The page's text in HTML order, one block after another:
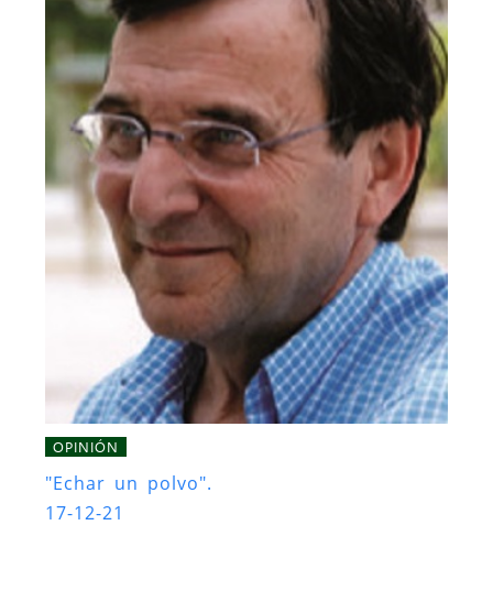
OPINIÓN
"Echar un polvo".
17-12-21